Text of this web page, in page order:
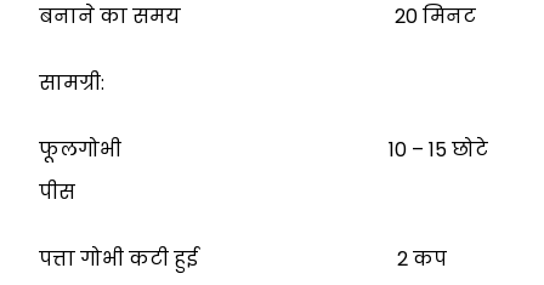
बनाने का समय 20 मिनट
सामग्री:
फूलगोभी 10 – 15 छोटे
पीस
पत्ता गोभी कटी हुई 2 कप